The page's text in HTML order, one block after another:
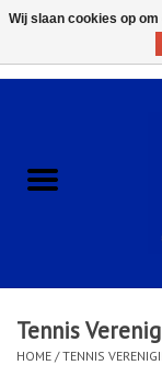
ACCESSOIRES/
KLEDING
CLUBSHOPS
Tennis
HOME /TENNIS
Wij slaan cookies op